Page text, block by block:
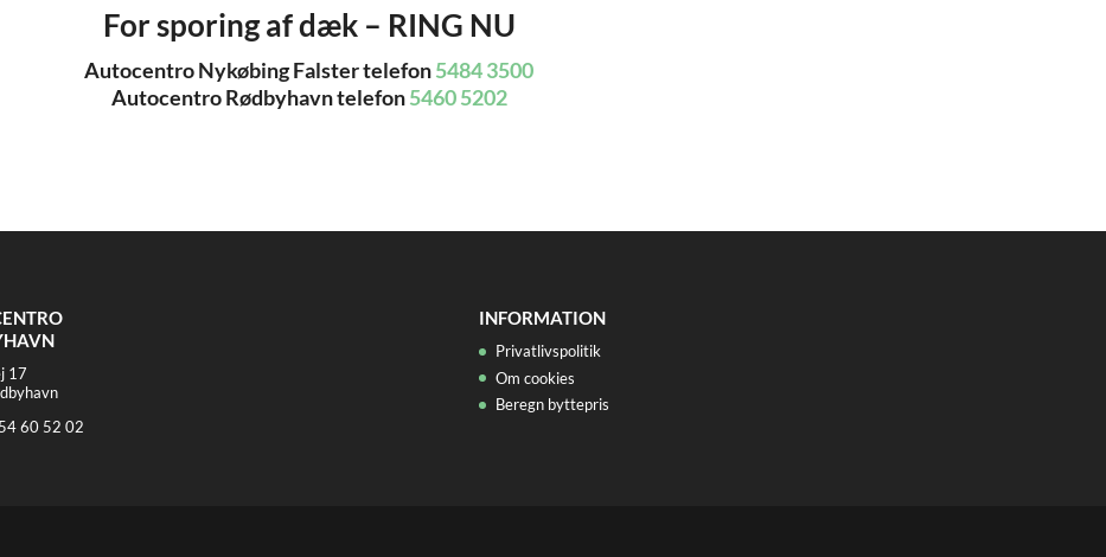
For sporing af dæk – RING NU
Autocentro Nykøbing Falster telefon5484 3500
Autocentro Rødbyhavn telefon5460 5202
17
54 60 52 02
INFORMATION
Privatlivspolitik
Om cookies
Beregn byttepris